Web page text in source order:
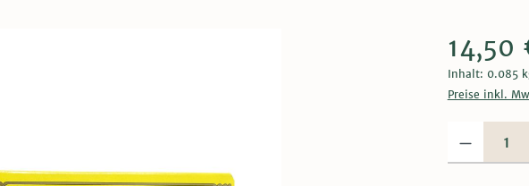
14,50
Inhalt: 0.085
Preise inkl.
Produkt